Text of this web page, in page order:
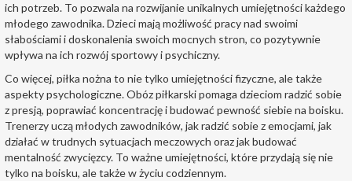
ich potrzeb. To pozwala na rozwijanie unikalnych umiejętności każdego
młodego zawodnika. Dzieci mają możliwość pracy nad swoimi
słabościami i doskonalenia swoich mocnych stron, co pozytywnie
wpływa na ich rozwój sportowy i psychiczny.
Co więcej, piłka nożna to nie tylko umiejętności fizyczne, ale także
aspekty psychologiczne. Obóz piłkarski pomaga dzieciom radzić sobie
z presją, poprawiać koncentrację i budować pewność siebie na boisku.
Trenerzy uczą młodych zawodników, jak radzić sobie z emocjami, jak
działać w trudnych sytuacjach meczowych oraz jak budować
mentalność zwycięzcy. To ważne umiejętności, które przydają się nie
tylko na boisku, ale także w życiu codziennym.